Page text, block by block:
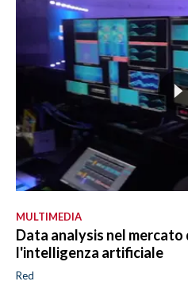
MULTIMEDIA
Data analysis nel
l'intelligenza artificiale
Red